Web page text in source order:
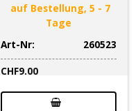
auf Bestellung, 5 - 7
Tage
Art-Nr:
260523
CHF9.00